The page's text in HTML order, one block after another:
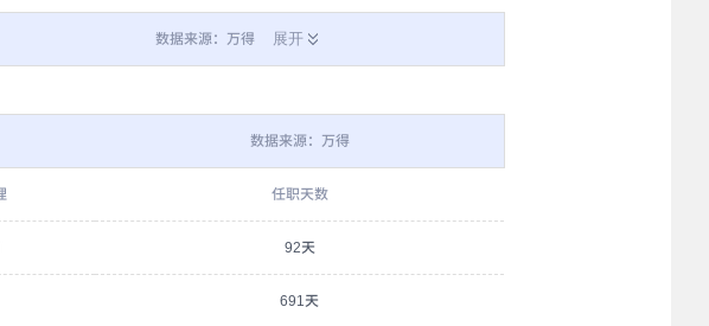
数据来源：万得 展开
数据来源：万得
任职天数
92天
691天